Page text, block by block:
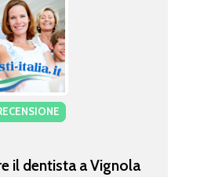
il dentista a Vignola